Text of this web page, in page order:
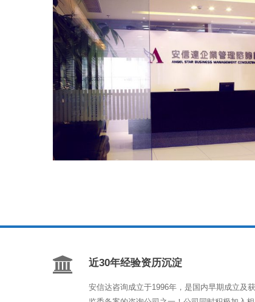
近30年经验资历沉淀
安信达咨询成立于1996年，是国内早期成立及